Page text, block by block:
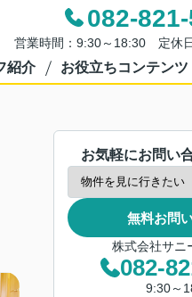
082-
営業時間：9:30～18:30 定休
紹介 お役立ちコンテンツ
お気軽にお問い
無料お問
株式会社サニ
082-
9:30～